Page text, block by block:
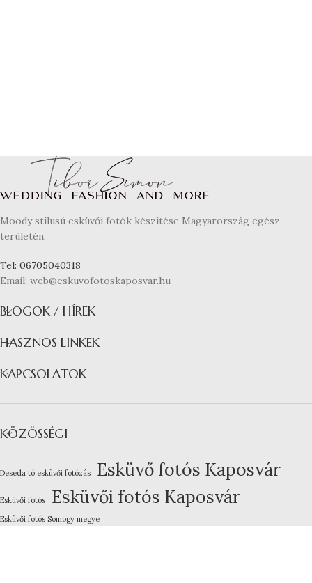
Moody stílusú esküvői fotók készítése Magyarország egész
területén.
Tel: 06705040318
Email: web@eskuvofotoskaposvar.hu
BLOGOK / HÍREK
HASZNOS LINKEK
KAPCSOLATOK
KÖZÖSSÉGI
Deseda tó esküvői fotózás Esküvő fotós Kaposvár
Esküvői fotós Esküvői fotós Kaposvár
Esküvői fotós Somogy megye